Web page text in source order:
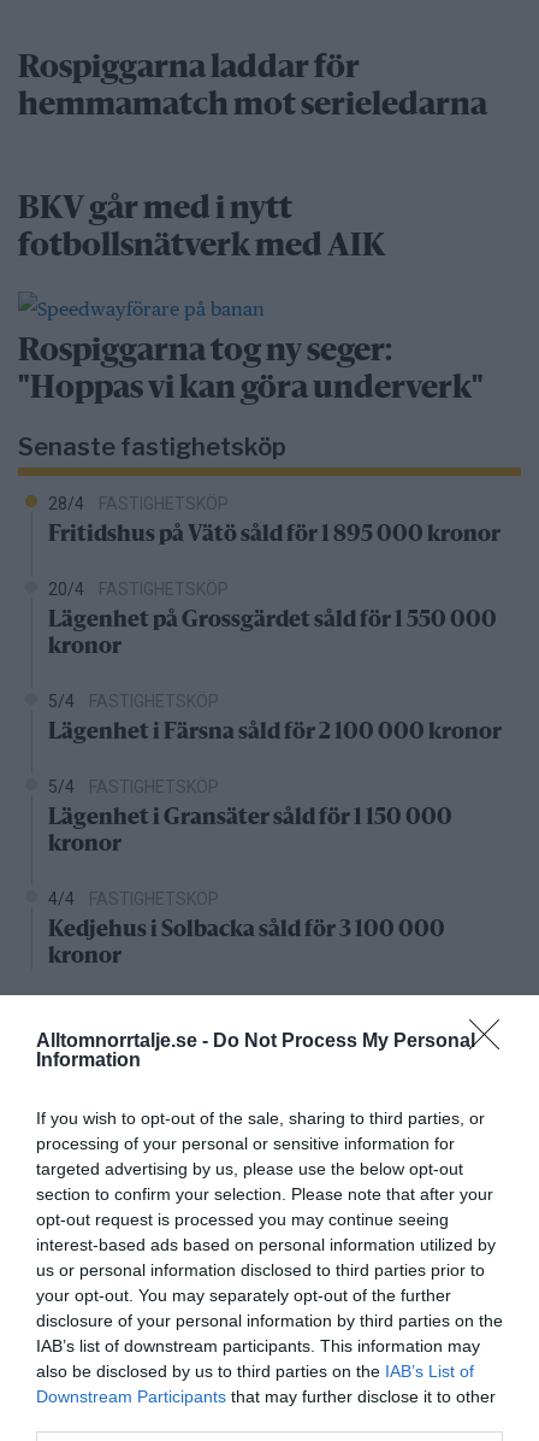
Alltomnorrtalje.se - Do Not Process My Personal
Information
If you wish to opt-out of the sale, sharing to third parties, or
processing of your personal or sensitive information for
targeted advertising by us, please use the below opt-out
section to confirm your selection. Please note that after your
opt-out request is processed you may continue seeing
interest-based ads based on personal information utilized by
us or personal information disclosed to third parties prior to
your opt-out. You may separately opt-out of the further
disclosure of your personal information by third parties on the
IAB’s list of downstream participants. This information may
also be disclosed by us to third parties on the IAB’s List of
Downstream Participants that may further disclose it to other
Rospiggarna laddar för
hemmamatch mot serieledarna
BKV går med i nytt
fotbollsnätverk med AIK
Rospiggarna tog ny seger:
"Hoppas vi kan göra underverk"
Senaste fastighetsköp
28/4 FASTIGHETSKÖP
Fritidshus på Vätö såld för 1 895 000 kronor
20/4 FASTIGHETSKÖP
Lägenhet på Grossgärdet såld för 1 550 000
kronor
5/4 FASTIGHETSKÖP
Lägenhet i Färsna såld för 2 100 000 kronor
5/4 FASTIGHETSKÖP
Lägenhet i Gransäter såld för 1 150 000
kronor
4/4 FASTIGHETSKÖP
Kedjehus i Solbacka såld för 3 100 000
kronor
27/4 NYA BOLAG
fastighetsbolag i Rimbo
16/4 NYA BOLAG
Panthalassa Åre AB registrerat –
fastighetsförvaltning i Yxlan
25/3 NYA BOLAG
Nytt fastighetsförvaltningsbolag registerat i
Norrtälje
25/3 NYA BOLAG
Trålen 24 AB registrerat